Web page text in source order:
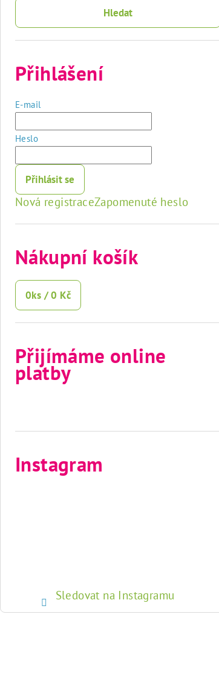
Hledat
Přihlášení
E-mail
Heslo
Přihlásit se
Nová registraceZapomenuté heslo
Nákupní košík
0ks /0 Kč
Přijímáme online
platby
Instagram
Sledovat na Instagramu